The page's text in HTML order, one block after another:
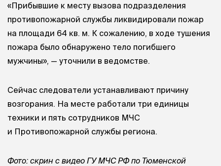
«Прибывшие к месту вызова подразделения
противопожарной службы ликвидировали пожар
на площади 64 кв. м. К сожалению, в ходе тушения
пожара было обнаружено тело погибшего
мужчины», — уточнили в ведомстве.
Сейчас следователи устанавливают причину
возгорания. На месте работали три единицы
техники и пять сотрудников МЧС
и Противопожарной службы региона.
Фото: скрин с видео ГУ МЧС РФ по Тюменской